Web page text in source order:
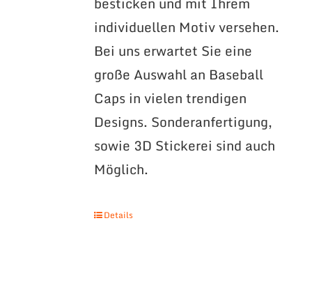
individuellen Motiv versehen.
Bei uns erwartet Sie eine
große Auswahl an Baseball
Caps in vielen trendigen
Designs. Sonderanfertigung,
sowie 3D Stickerei sind auch
Möglich.
Details